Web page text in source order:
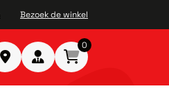
Bezoek de winkel
0